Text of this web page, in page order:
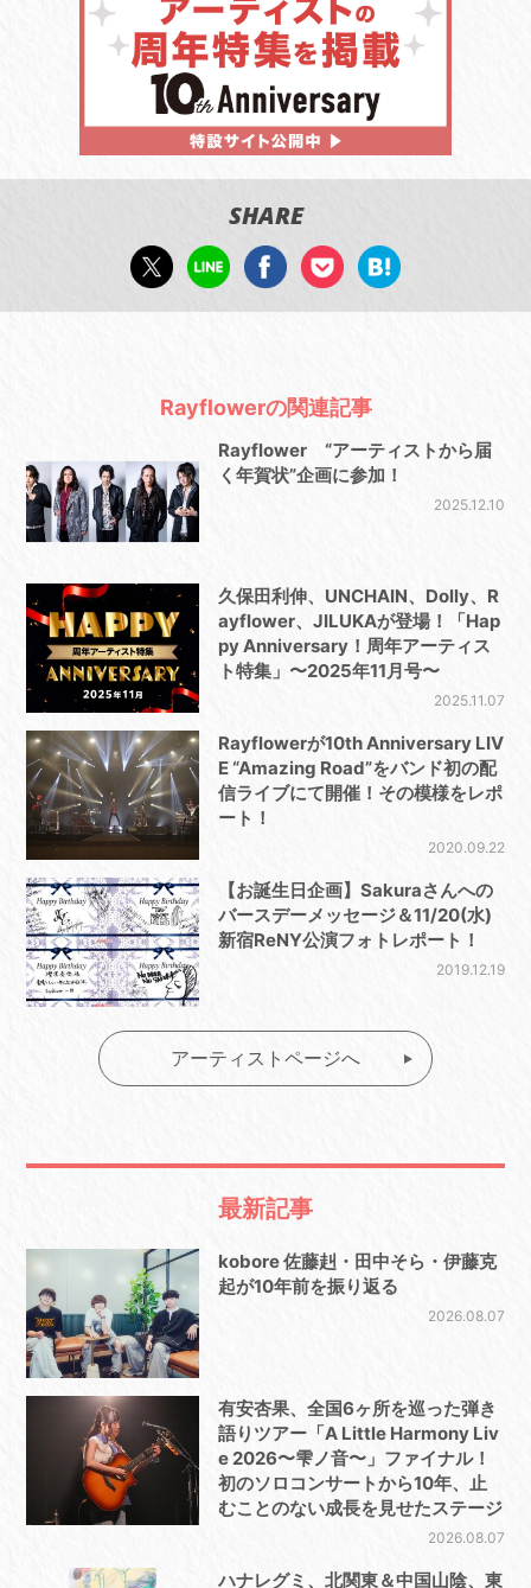
SHARE
Rayflowerの関連記事
Rayflower “アーティストから届
く年賀状”企画に参加！
2025.12.10
久保田利伸、UNCHAIN、Dolly、R
ayflower、JILUKAが登場！「Hap
py Anniversary！周年アーティス
ト特集」〜2025年11月号〜
2025.11.07
Rayflowerが10th Anniversary LIV
E “Amazing Road”をバンド初の配
信ライブにて開催！その模様をレポ
ート！
2020.09.22
【お誕生日企画】Sakuraさんへの
バースデーメッセージ＆11/20(水)
新宿ReNY公演フォトレポート！
2019.12.19
アーティストページへ
最新記事
kobore 佐藤赳・田中そら・伊藤克
起が10年前を振り返る
2026.08.07
有安杏果、全国6ヶ所を巡った弾き
語りツアー「A Little Harmony Liv
e 2026〜雫ノ音〜」ファイナル！
初のソロコンサートから10年、止
むことのない成長を見せたステージ
2026.08.07
ハナレグミ、北関東＆中国山陰、東